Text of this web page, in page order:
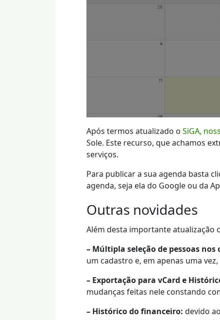
Após termos atualizado o SiGA,
Sole. Este recurso, que achamos
serviços.
Para publicar a sua agenda basta
agenda, seja ela do Google ou da
Outras novidades
Além desta importante atualização
– Múltipla seleção de pessoas
um cadastro e, em apenas uma
– Exportação para vCard e
mudanças feitas nele constando
– Histórico do financeiro: devido